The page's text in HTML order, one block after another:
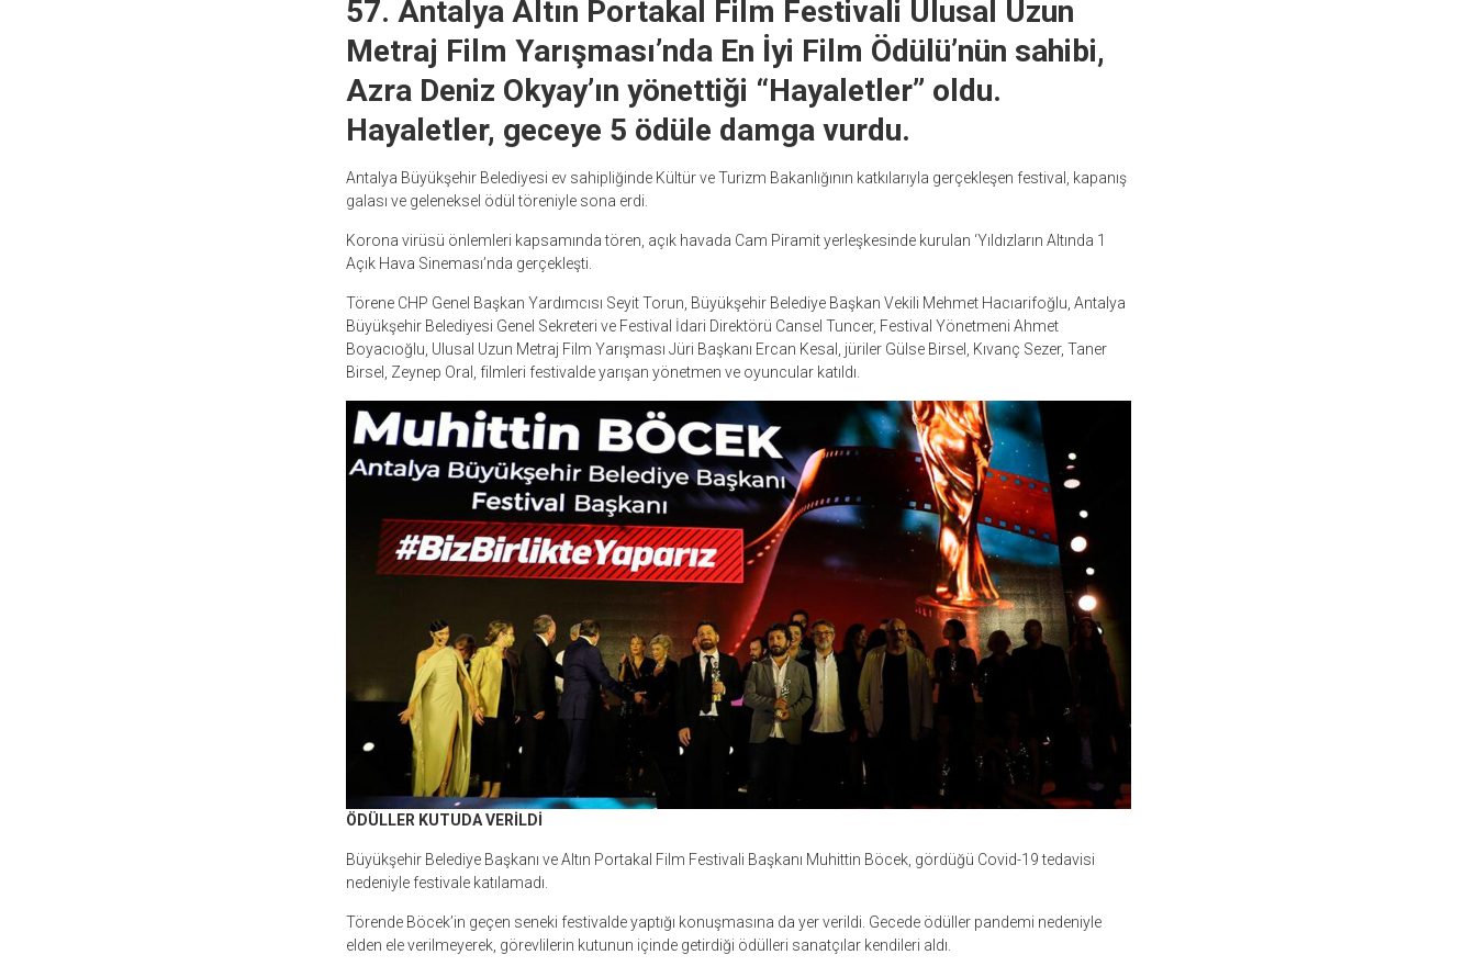
57. Antalya Altın Portakal Film Festivali Ulusal Uzun
Metraj Film Yarışması’nda En İyi Film Ödülü’nün sahibi,
Azra Deniz Okyay’ın yönettiği “Hayaletler” oldu.
Hayaletler, geceye 5 ödüle damga vurdu.
Antalya Büyükşehir Belediyesi ev sahipliğinde Kültür ve Turizm Bakanlığının katkılarıyla gerçekleşen festival, kapanış
galası ve geleneksel ödül töreniyle sona erdi.
Korona virüsü önlemleri kapsamında tören, açık havada Cam Piramit yerleşkesinde kurulan ‘Yıldızların Altında 1
Açık Hava Sineması’nda gerçekleşti.
Törene CHP Genel Başkan Yardımcısı Seyit Torun, Büyükşehir Belediye Başkan Vekili Mehmet Hacıarifoğlu, Antalya
Büyükşehir Belediyesi Genel Sekreteri ve Festival İdari Direktörü Cansel Tuncer, Festival Yönetmeni Ahmet
Boyacıoğlu, Ulusal Uzun Metraj Film Yarışması Jüri Başkanı Ercan Kesal, jüriler Gülse Birsel, Kıvanç Sezer, Taner
Birsel, Zeynep Oral, filmleri festivalde yarışan yönetmen ve oyuncular katıldı.
ÖDÜLLER KUTUDA VERİLDİ
Büyükşehir Belediye Başkanı ve Altın Portakal Film Festivali Başkanı Muhittin Böcek, gördüğü Covid-19 tedavisi
nedeniyle festivale katılamadı.
Törende Böcek’in geçen seneki festivalde yaptığı konuşmasına da yer verildi. Gecede ödüller pandemi nedeniyle
elden ele verilmeyerek, görevlilerin kutunun içinde getirdiği ödülleri sanatçılar kendileri aldı.